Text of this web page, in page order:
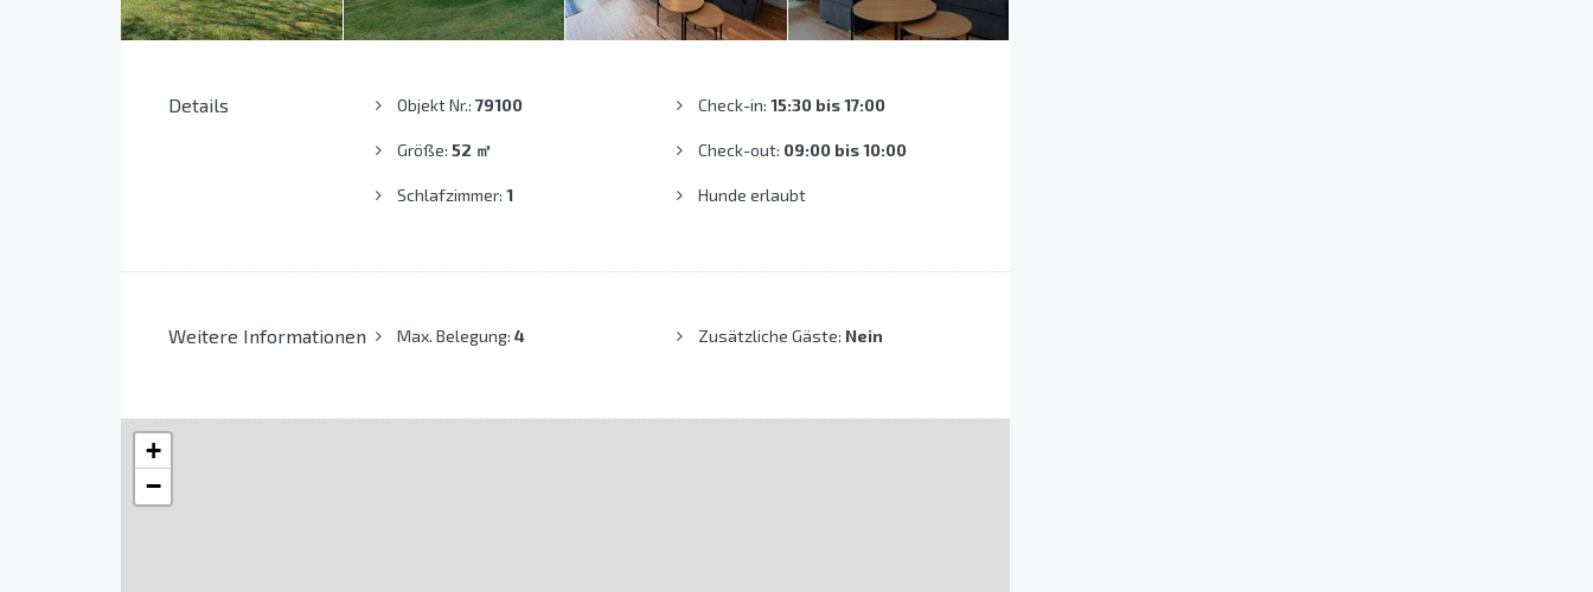
Details Objekt Nr.: 79100
Größe: 52 ㎡
Schlafzimmer: 1
Check-in:15:30 bis 17:00
Check-out: 09:00 bis 10:00
Hunde erlaubt
Weitere Informationen Max. Belegung: 4 Zusätzliche Gäste: Nein
+
−